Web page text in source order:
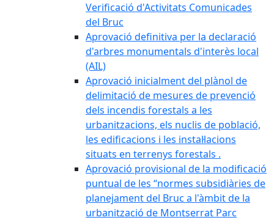
Verificació d'Activitats Comunicades
del Bruc
Aprovació definitiva per la declaració
d'arbres monumentals d'interès local
(AIL)
Aprovació inicialment del plànol de
delimitació de mesures de prevenció
dels incendis forestals a les
urbanitzacions, els nuclis de població,
les edificacions i les instal·lacions
situats en terrenys forestals .
Aprovació provisional de la modificació
puntual de les “normes subsidiàries de
planejament del Bruc a l'àmbit de la
urbanització de Montserrat Parc